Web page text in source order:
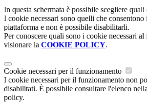
In questa schermata è possibile scegliere
I cookie necessari sono quelli che
piattaforma e non è possibile disabilitarli.
Per conoscere quali sono i cookie necessari
visionare la COOKIE POLICY.
Cookie necessari per il funzionamento
I cookie necessari per il funzionamento non
disabilitati. È possibile consultare l'elenco
policy.